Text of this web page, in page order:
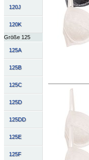
120J
120K
Größe 125
125A
125B
125C
125D
125DD
125E
125F